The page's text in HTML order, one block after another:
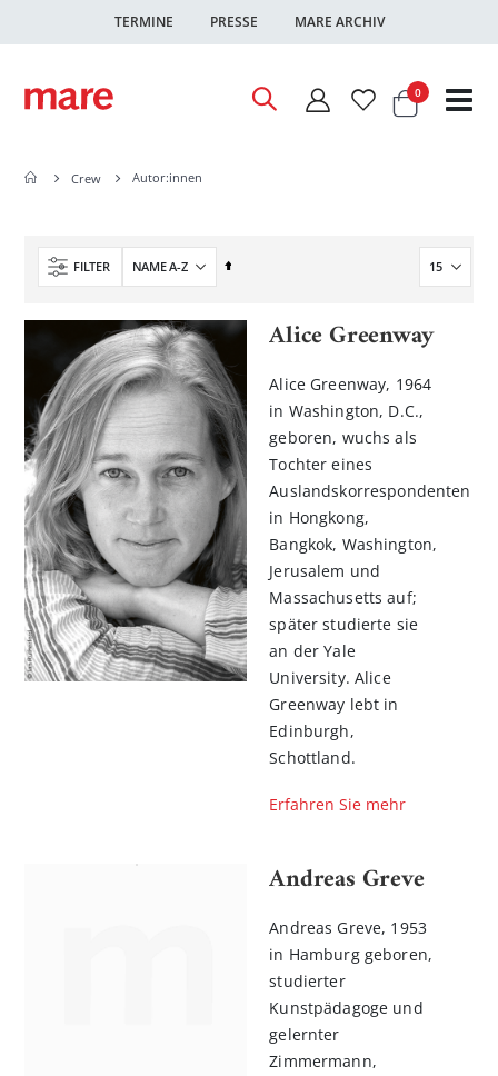
TERMINE PRESSE MARE ARCHIV
Warenkorb
0Artikel
Crew Autor:innen
FILTER
In
ReihenfolgeAlice Greenway
Alice Greenway, 1964
in Washington, D.C.,
geboren, wuchs als
Tochter eines
Auslandskorrespondenten
in Hongkong,
Bangkok, Washington,
Jerusalem und
Massachusetts auf;
später studierte sie
an der Yale
University. Alice
Greenway lebt in
Edinburgh,
Schottland.
Erfahren Sie mehr
Andreas Greve
Andreas Greve, 1953
in Hamburg geboren,
studierter
Kunstpädagoge und
gelernter
Zimmermann,